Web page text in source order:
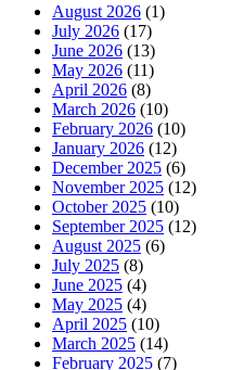
August 2026 (1)
July 2026 (17)
June 2026 (13)
May 2026 (11)
April 2026 (8)
March 2026 (10)
February 2026 (10)
January 2026 (12)
December 2025 (6)
November 2025 (12)
October 2025 (10)
September 2025 (12)
August 2025 (6)
July 2025 (8)
June 2025 (4)
May 2025 (4)
April 2025 (10)
March 2025 (14)
February 2025 (7)